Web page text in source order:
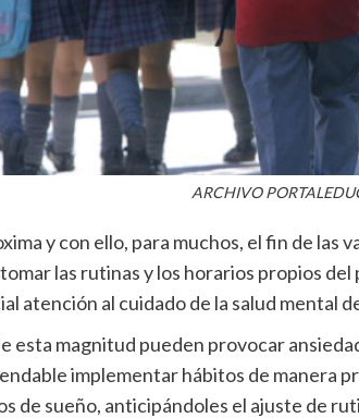
ARCHIVO
y con ello, para muchos, el fin de las
las rutinas y los horarios propios
atención al cuidado de la salud mental
esta magnitud pueden provocar
implementar hábitos de manera
de sueño, anticipándoles el ajuste de